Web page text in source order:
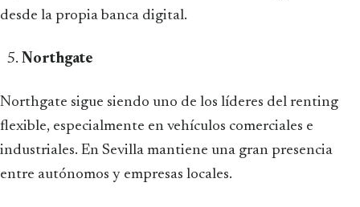
desde la propia banca digital.
Northgate
Northgate sigue siendo uno de los líderes del renting
flexible, especialmente en vehículos comerciales e
industriales. En Sevilla mantiene una gran presencia
entre autónomos y empresas locales.